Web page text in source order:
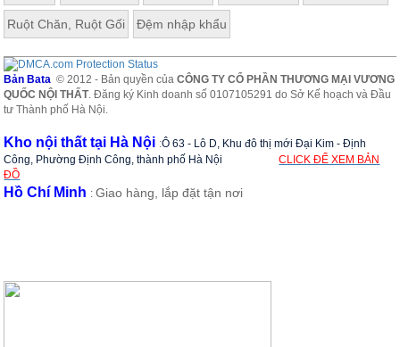
Ruột Chăn, Ruột Gối Đệm nhập khẩu
Bản Bata © 2012 - Bản quyền củaCÔNG TY CỔ PHẦN THƯƠNG MẠI VƯƠNG
QUỐC NỘI THẤT. Đăng ký Kinh doanh số 0107105291 do Sở Kế hoạch và Đầu
tư Thành phố Hà Nội.
Kho nội thất tại Hà Nội :Ô 63 - Lô D, Khu đô thị mới Đại Kim - Định
Công, Phường Định Công, thành phố Hà Nội
CLICK ĐỂ XEM BẢN
ĐỒ
Hồ Chí Minh :Giao hàng, lắp đặt tận nơi